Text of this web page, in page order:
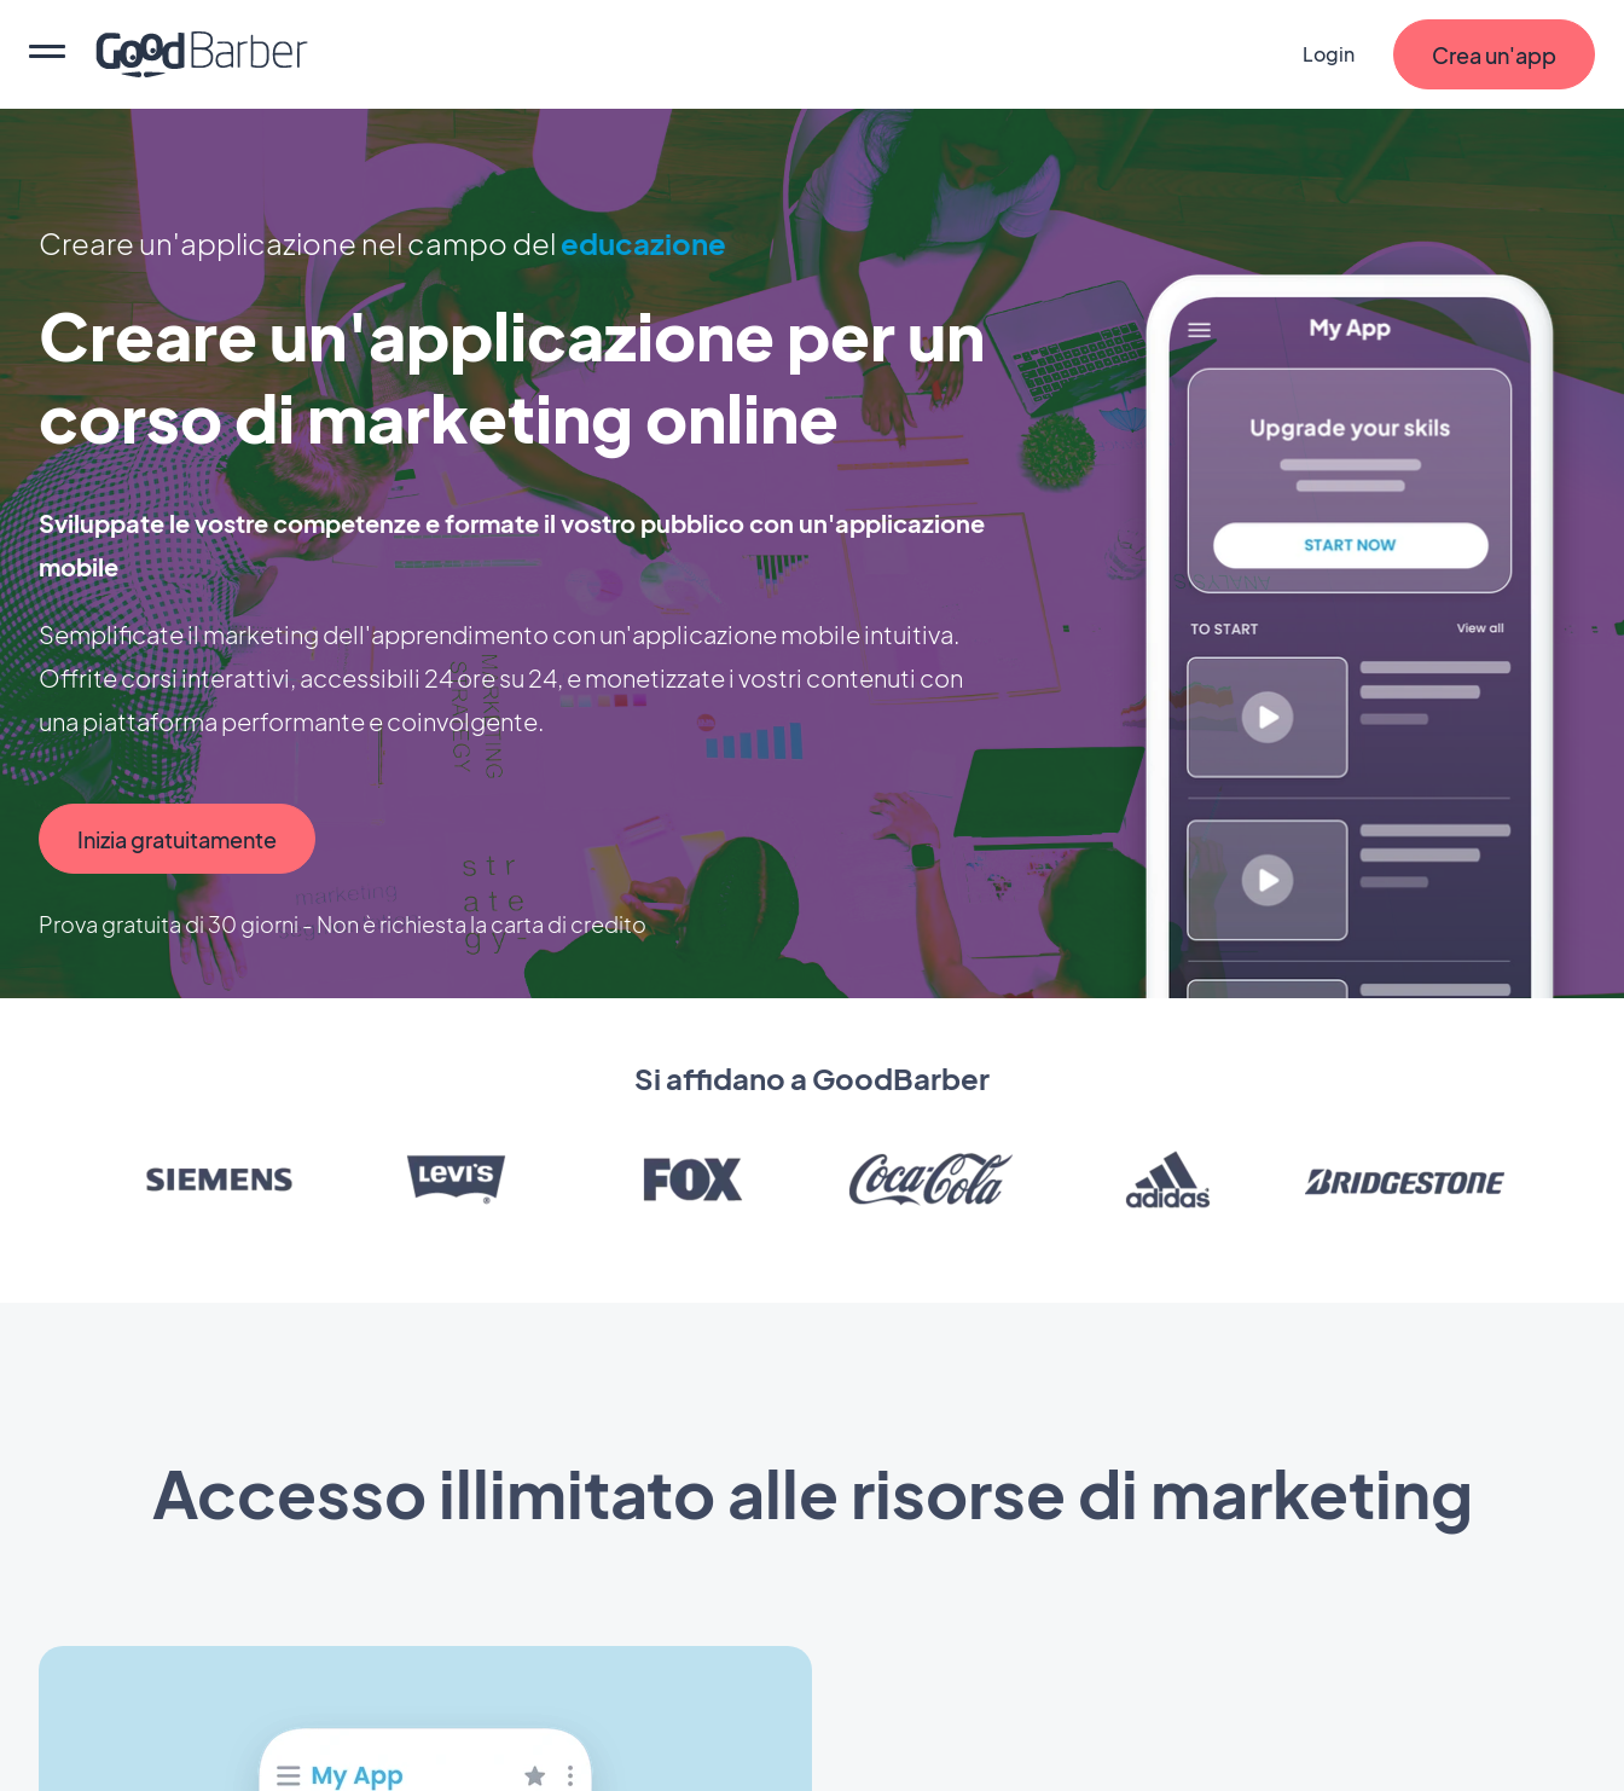
Login Crea un'app
Creare un'applicazione nel campo del educazione
Creare un'applicazione per un
corso di marketing online
Sviluppate le vostre competenze e formate il vostro pubblico con un'applicazione
mobile
Semplificate il marketing dell'apprendimento con un'applicazione mobile intuitiva.
Offrite corsi interattivi, accessibili 24 ore su 24, e monetizzate i vostri contenuti con
una piattaforma performante e coinvolgente.
Inizia gratuitamente
Prova gratuita di 30 giorni - Non è richiesta la carta di credito
Si affidano a GoodBarber
Accesso illimitato alle risorse di marketing